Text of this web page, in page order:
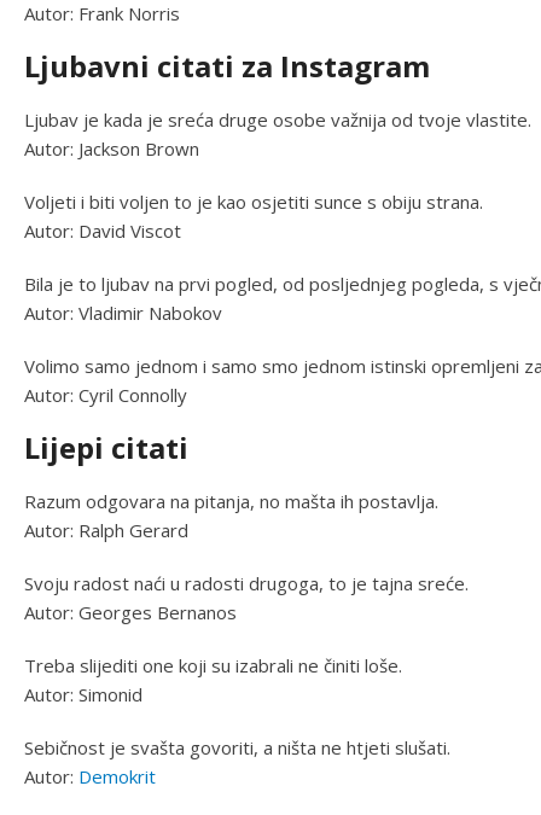
Autor: Frank Norris
Ljubavni citati za Instagram
Ljubav je kada je sreća druge osobe važnija od tvoje vlastite.
Autor: Jackson Brown
Voljeti i biti voljen to je kao osjetiti sunce s obiju strana.
Autor: David Viscot
Bila je to ljubav na prvi pogled, od posljednjeg pogleda, s
Autor: Vladimir Nabokov
Volimo samo jednom i samo smo jednom istinski opremljeni
Autor: Cyril Connolly
Lijepi citati
Razum odgovara na pitanja, no mašta ih postavlja.
Autor: Ralph Gerard
Svoju radost naći u radosti drugoga, to je tajna sreće.
Autor: Georges Bernanos
Treba slijediti one koji su izabrali ne činiti loše.
Autor: Simonid
Sebičnost je svašta govoriti, a ništa ne htjeti slušati.
Autor: Demokrit